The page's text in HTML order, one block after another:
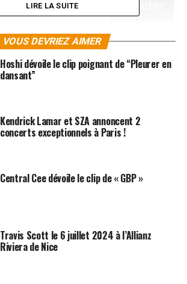
CLIPS EMINEM
LIRE LA SUITE
VOUS DEVRIEZ AIMER
Hoshi dévoile le clip poignant de “Pleurer en
dansant”
Kendrick Lamar et SZA annoncent 2
concerts exceptionnels à Paris !
Central Cee dévoile le clip de « GBP »
Travis Scott le 6 juillet 2024 à l’Allianz
Riviera de Nice